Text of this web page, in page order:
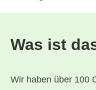
Was ist
Wir haben über 100